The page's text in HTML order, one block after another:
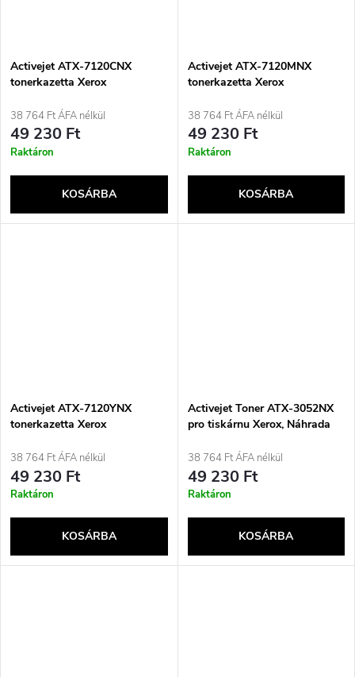
Activejet ATX-7120CNX
tonerkazetta Xerox
WC7120C cserekazetta;
Supreme; 15000 oldal; ciánkék
38 764 Ft ÁFA nélkül
49 230 Ft
Raktáron
KOSÁRBA
Activejet ATX-7120MNX
tonerkazetta Xerox
WC7120M utángyártott;
Supreme; 15000 oldal;
magenta
38 764 Ft ÁFA nélkül
49 230 Ft
Raktáron
KOSÁRBA
Activejet ATX-7120YNX
tonerkazetta Xerox
WC7120Y cserekazetta;
Supreme; 15000 oldal; sárga
38 764 Ft ÁFA nélkül
49 230 Ft
Raktáron
KOSÁRBA
Activejet Toner ATX-3052NX
pro tiskárnu Xerox, Náhrada
Standardní; 3000 stran; černý
38 764 Ft ÁFA nélkül
49 230 Ft
Raktáron
KOSÁRBA